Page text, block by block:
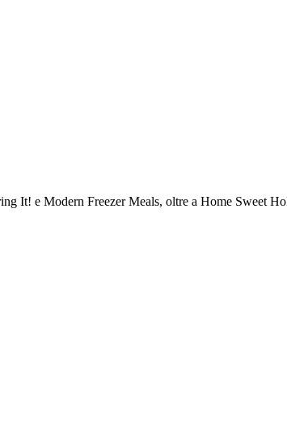
It! e Modern Freezer Meals, oltre a Home Sweet